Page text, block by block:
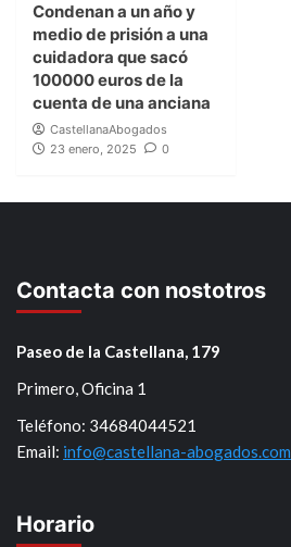
Condenan a un año y
medio de prisión a una
cuidadora que sacó
100000 euros de la
cuenta de una anciana
CastellanaAbogados
23 enero, 2025
0
Contacta con nostotros
Paseo de la Castellana, 179
Primero, Oficina 1
Teléfono: 34684044521
Email: info@castellana-abogados.com
Horario